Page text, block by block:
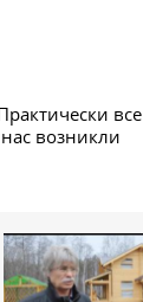
все
возникли